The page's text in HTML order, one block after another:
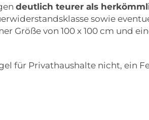
deutlich teurer als
sowie
Größe von 100 x 100 cm und
für Privathaushalte nicht, ein